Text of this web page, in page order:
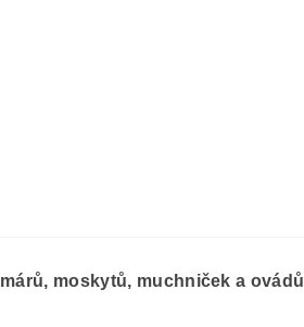
moskytů, muchniček a ovádů